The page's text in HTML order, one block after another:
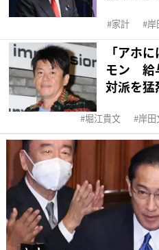
家計 岸
「アホ
モン 給
対派を
堀江貴文 岸田